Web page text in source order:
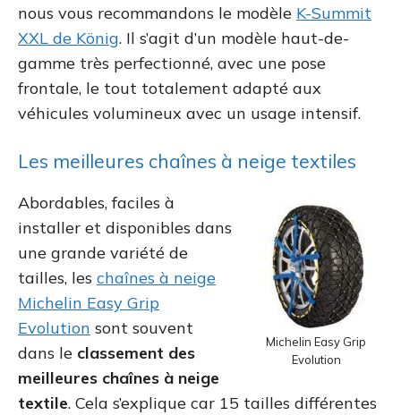
nous vous recommandons le modèle K-Summit
XXL de König. Il s’agit d’un modèle haut-de-
gamme très perfectionné, avec une pose
frontale, le tout totalement adapté aux
véhicules volumineux avec un usage intensif.
Les meilleures chaînes à neige textiles
Michelin Easy Grip
Evolution
Abordables, faciles à
installer et disponibles dans
une grande variété de
tailles, les chaînes à neige
Michelin Easy Grip
Evolution sont souvent
dans le classement des
meilleures chaînes à neige
textile. Cela s’explique car 15 tailles différentes